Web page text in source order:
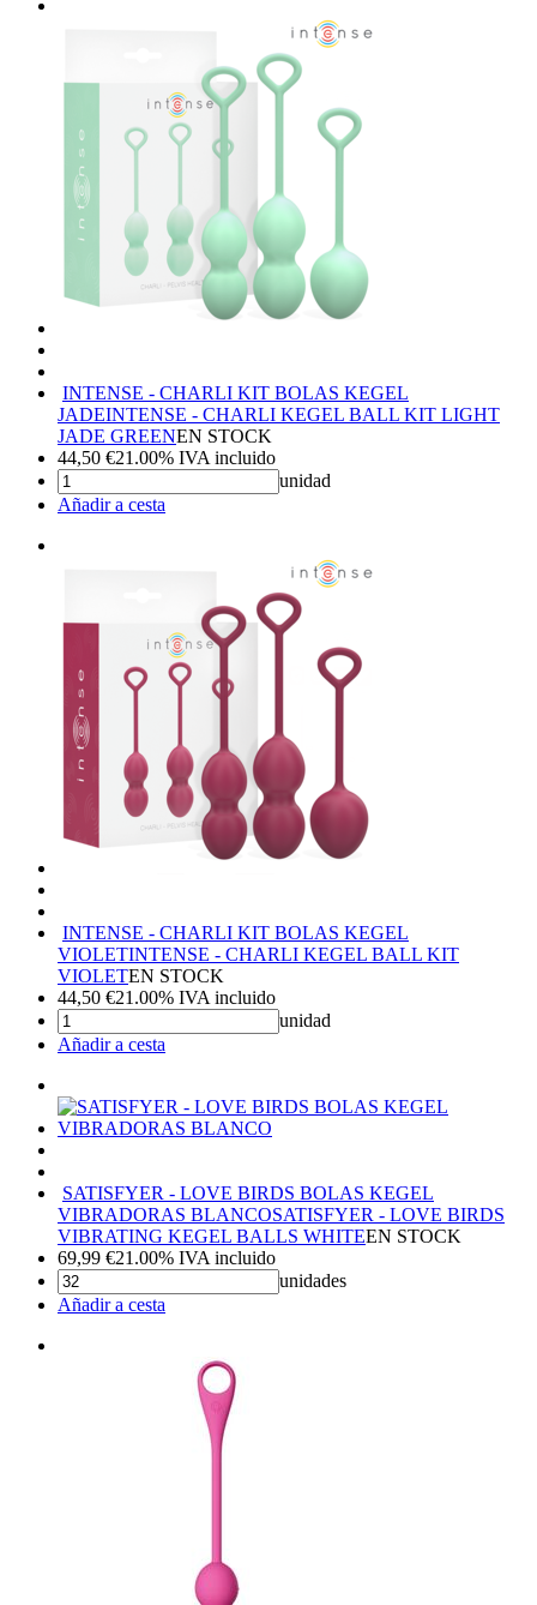
INTENSE - CHARLI KIT BOLAS KEGEL
JADEINTENSE - CHARLI KEGEL BALL KIT LIGHT
JADE GREENEN STOCK
44,50 €21.00% IVA incluido
unidad
Añadir a cesta
INTENSE - CHARLI KIT BOLAS KEGEL
VIOLETINTENSE - CHARLI KEGEL BALL KIT
VIOLETEN STOCK
44,50 €21.00% IVA incluido
unidad
Añadir a cesta
SATISFYER - LOVE BIRDS BOLAS KEGEL
VIBRADORAS BLANCOSATISFYER - LOVE BIRDS
VIBRATING KEGEL BALLS WHITEEN STOCK
69,99 €21.00% IVA incluido
unidades
Añadir a cesta